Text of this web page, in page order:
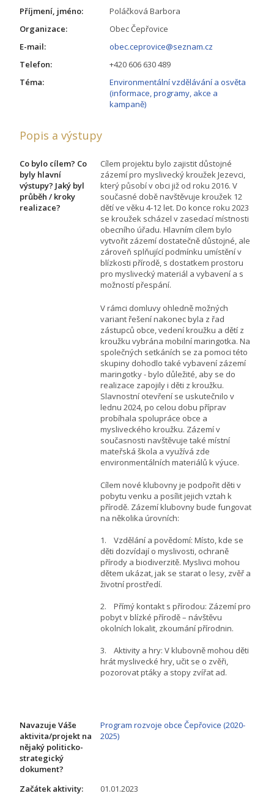
Příjmení, jméno:
Poláčková Barbora
Organizace:
Obec Čepřovice
E-mail:
obec.ceprovice@seznam.cz
Telefon:
+420 606 630 489
Téma:
Environmentální vzdělávání a osvěta
(informace, programy, akce a
kampaně)
Popis a výstupy
Co bylo cílem? Co
byly hlavní
výstupy? Jaký byl
průběh / kroky
realizace?
Cílem projektu bylo zajistit důstojné
zázemí pro myslivecký kroužek Jezevci,
který působí v obci již od roku 2016. V
současné době navštěvuje kroužek 12
dětí ve věku 4-12 let. Do konce roku 2023
se kroužek scházel v zasedací místnosti
obecního úřadu. Hlavním cílem bylo
vytvořit zázemí dostatečně důstojné, ale
zároveň splňující podmínku umístění v
blízkosti přírodě, s dostatkem prostoru
pro myslivecký materiál a vybavení a s
možností přespání.
V rámci domluvy ohledně možných
variant řešení nakonec byla z řad
zástupců obce, vedení kroužku a dětí z
kroužku vybrána mobilní maringotka. Na
společných setkáních se za pomoci této
skupiny dohodlo také vybavení zázemí
maringotky - bylo důležité, aby se do
realizace zapojily i děti z kroužku.
Slavnostní otevření se uskutečnilo v
lednu 2024, po celou dobu příprav
probíhala spolupráce obce a
mysliveckého kroužku. Zázemí v
současnosti navštěvuje také místní
mateřská škola a využívá zde
environmentálních materiálů k výuce.
Cílem nové klubovny je podpořit děti v
pobytu venku a posílit jejich vztah k
přírodě. Zázemí klubovny bude fungovat
na několika úrovních:
1. Vzdělání a povědomí: Místo, kde se
děti dozvídají o myslivosti, ochraně
přírody a biodiverzitě. Myslivci mohou
dětem ukázat, jak se starat o lesy, zvěř a
životní prostředí.
2. Přímý kontakt s přírodou: Zázemí pro
pobyt v blízké přírodě – návštěvu
okolních lokalit, zkoumání přírodnin.
3. Aktivity a hry: V klubovně mohou děti
hrát myslivecké hry, učit se o zvěři,
pozorovat ptáky a stopy zvířat ad.
Navazuje Váše
aktivita/projekt na
nějaký politicko-
strategický
dokument?
Program rozvoje obce Čepřovice (2020-
2025)
Začátek aktivity:
01.01.2023